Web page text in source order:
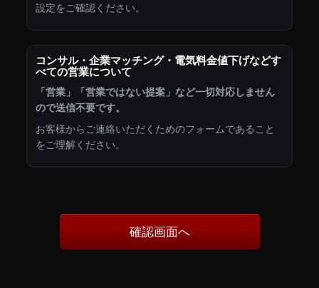
設定をご確認ください。
コンサル・企業マッチング・電気料金値下げなどす
べての営業について
「営業」「営業ではない提案」など一切対応しません
ので送信不要です。
お客様からご連絡いただくためのフォームであること
をご理解ください。
確認画面へ